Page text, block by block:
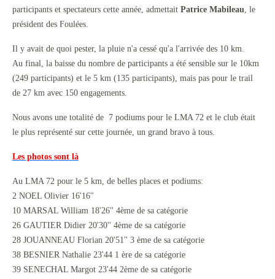
participants et spectateurs cette année, admettait Patrice Mabileau, le
président des Foulées.
Il y avait de quoi pester, la pluie n'a cessé qu'a l'arrivée des 10 km.
Au final, la baisse du nombre de participants a été sensible sur le 10km
(249 participants) et le 5 km (135 participants), mais pas pour le trail
de 27 km avec 150 engagements.
Nous avons une totalité de 7 podiums pour le LMA 72 et le club était
le plus représenté sur cette journée, un grand bravo à tous.
Les photos sont là
Au LMA 72 pour le 5 km, de belles places et podiums:
2 NOEL Olivier 16'16''
10 MARSAL William 18'26'' 4ème de sa catégorie
26 GAUTIER Didier 20'30'' 4ème de sa catégorie
28 JOUANNEAU Florian 20'51'' 3 ème de sa catégorie
38 BESNIER Nathalie 23'44 1 ère de sa catégorie
39 SENECHAL Margot 23'44 2ème de sa catégorie